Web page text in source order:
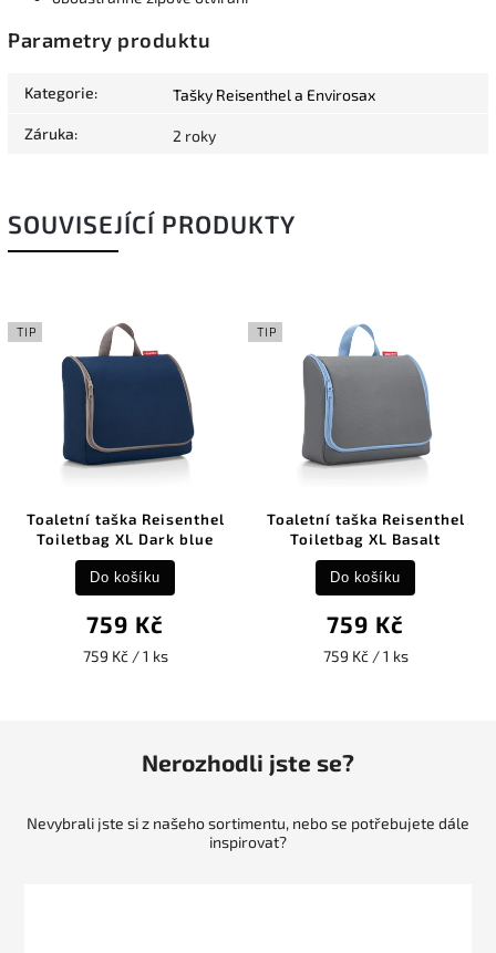
Parametry produktu
Kategorie: Tašky Reisenthel a Envirosax
Záruka: 2 roky
SOUVISEJÍCÍ PRODUKTY
TIP
Toaletní taška Reisenthel
Toiletbag XL Dark blue
759 Kč
759 Kč / 1 ks
Do košíku
TIP
Toaletní taška Reisenthel
Toiletbag XL Basalt
759 Kč
759 Kč / 1 ks
Do košíku
Nerozhodli jste se?
Nevybrali jste si z našeho sortimentu, nebo se potřebujete dále
inspirovat?